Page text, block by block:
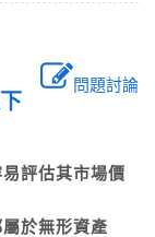
問題討論
評估其市場價
屬於無形資產